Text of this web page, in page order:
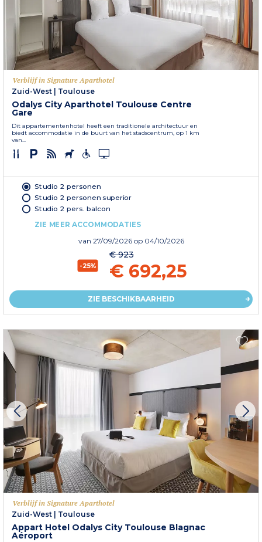
Verblijf in Signature Aparthotel
Zuid-West
Toulouse
Odalys City Aparthotel Toulouse Centre
Gare
Dit appartementenhotel heeft een traditionele architectuur en
biedt accommodatie in de buurt van het stadscentrum, op 1 km
van...
Studio 2 personen
Studio 2 personen superior
Studio 2 pers. balcon
ZIE MEER ACCOMMODATIES
van 27/09/2026 op 04/10/2026
-25%
€ 923
€ 692,25
ZIE BESCHIKBAARHEID
Verblijf in Signature Aparthotel
Zuid-West
Toulouse
Appart Hotel Odalys City Toulouse Blagnac
Aéroport